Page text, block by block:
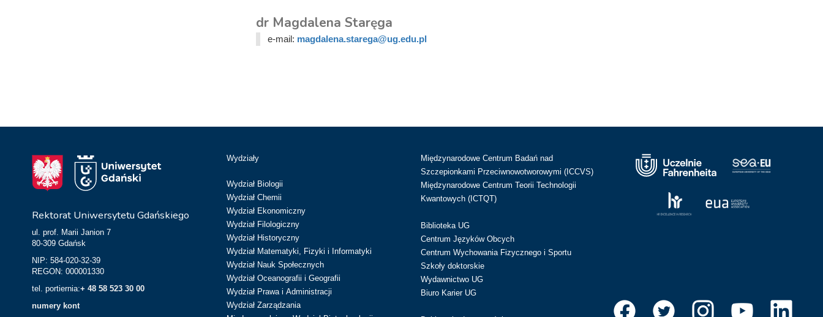
dr Magdalena Staręga
e-mail: magdalena.starega@ug.edu.pl
Rektorat Uniwersytetu Gdańskiego
ul. prof. Marii Janion 7
80-309 Gdańsk
NIP: 584-020-32-39
REGON: 000001330
tel. portiernia:+ 48 58 523 30 00
numery kont
Wydziały
Wydział Biologii
Wydział Chemii
Wydział Ekonomiczny
Wydział Filologiczny
Wydział Historyczny
Wydział Matematyki, Fizyki i Informatyki
Wydział Nauk Społecznych
Wydział Oceanografii i Geografii
Wydział Prawa i Administracji
Wydział Zarządzania
Międzynarodowe Centrum Badań nad
Szczepionkami Przeciwnowotworowymi (ICCVS)
Międzynarodowe Centrum Teorii Technologii
Kwantowych (ICTQT)
Biblioteka UG
Centrum Języków Obcych
Centrum Wychowania Fizycznego i Sportu
Szkoły doktorskie
Wydawnictwo UG
Biuro Karier UG